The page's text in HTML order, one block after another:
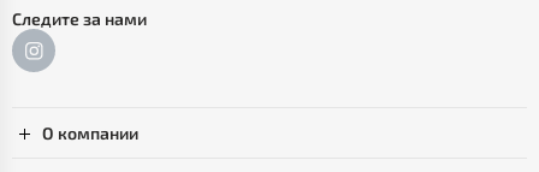
Следите за нами
О компании